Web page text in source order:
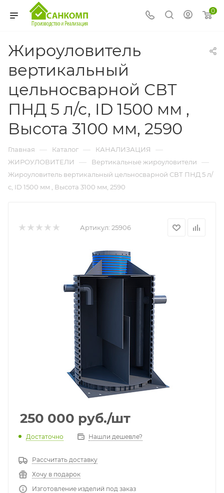
0
Жироуловитель
вертикальный
цельносварной СВТ
ПНД 5 л/с, ID 1500 мм ,
Высота 3100 мм, 2590
Главная — Каталог — КАНАЛИЗАЦИЯ —
ЖИРОУЛОВИТЕЛИ — Вертикальные жироуловители —
Жироуловитель вертикальный цельносварной СВТ ПНД 5 л/
с, ID 1500 мм , Высота 3100 мм, 2590
Артикул: 25906
250 000 руб./шт
Достаточно Нашли дешевле?
Рассчитать доставку
Хочу в подарок
Изготовление изделий под заказ